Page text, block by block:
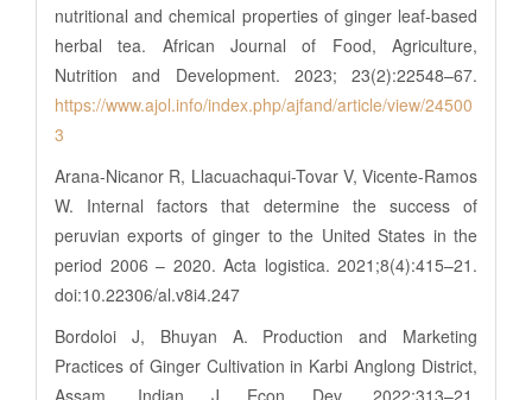
nutritional and chemical properties of ginger leaf-based
herbal tea. African Journal of Food, Agriculture,
Nutrition and Development. 2023; 23(2):22548–67.
https://www.ajol.info/index.php/ajfand/article/view/24500
3
Arana-Nicanor R, Llacuachaqui-Tovar V, Vicente-Ramos
W. Internal factors that determine the success of
peruvian exports of ginger to the United States in the
period 2006 – 2020. Acta logistica. 2021;8(4):415–21.
doi:10.22306/al.v8i4.247
Bordoloi J, Bhuyan A. Production and Marketing
Practices of Ginger Cultivation in Karbi Anglong District,